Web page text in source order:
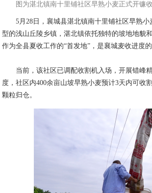
图为湛北镇南十里铺社区早熟小麦正式开镰收
5月28日，襄城县湛北镇南十里铺社区早熟小
型的浅山丘陵乡镇，湛北镇依托独特的坡地地貌
作为全县夏收工作的“首发地”，是襄城麦收进度的
当前，该社区已调配收割机入场，开展错峰精
度，社区内400余亩山坡早熟小麦预计3天内可收
颗粒归仓。